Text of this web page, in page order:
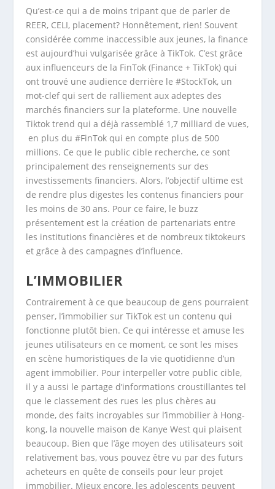
Qu’est-ce qui a de moins tripant que de parler de
REER, CELI, placement? Honnêtement, rien! Souvent
considérée comme inaccessible aux jeunes, la finance
est aujourd’hui vulgarisée grâce à TikTok. C’est grâce
aux influenceurs de la FinTok (Finance + TikTok) qui
ont trouvé une audience derrière le #StockTok, un
mot-clef qui sert de ralliement aux adeptes des
marchés financiers sur la plateforme. Une nouvelle
Tiktok trend qui a déjà rassemblé 1,7 milliard de vues,
en plus du #FinTok qui en compte plus de 500
millions. Ce que le public cible recherche, ce sont
principalement des renseignements sur des
investissements financiers. Alors, l’objectif ultime est
de rendre plus digestes les contenus financiers pour
les moins de 30 ans. Pour ce faire, le buzz
présentement est la création de partenariats entre
les institutions financières et de nombreux tiktokeurs
et grâce à des campagnes d’influence.
L’IMMOBILIER
Contrairement à ce que beaucoup de gens pourraient
penser, l’immobilier sur TikTok est un contenu qui
fonctionne plutôt bien. Ce qui intéresse et amuse les
jeunes utilisateurs en ce moment, ce sont les mises
en scène humoristiques de la vie quotidienne d’un
agent immobilier. Pour interpeller votre public cible,
il y a aussi le partage d’informations croustillantes tel
que le classement des rues les plus chères au
monde, des faits incroyables sur l’immobilier à Hong-
kong, la nouvelle maison de Kanye West qui plaisent
beaucoup. Bien que l’âge moyen des utilisateurs soit
relativement bas, vous pouvez être vu par des futurs
acheteurs en quête de conseils pour leur projet
immobilier. Mieux encore, les adolescents peuvent